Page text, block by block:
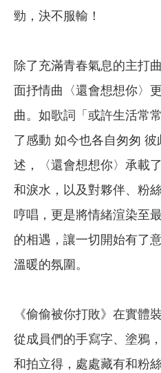
勁，決不服輸！
除了充滿青春氣息的主打
面抒情曲〈還會想想你〉
曲。如歌詞「或許生活常
了感動 如今也各自匆匆
述，〈還會想想你〉承載
和淚水，以及對夥伴、粉
哼唱，更是將情緒渲染至
的相遇，讓一切開始有了
溫暖的氛圍。
《偷偷被你打敗》在實體
從成員們的手寫字、塗鴉
和拍立得，處處藏有和粉